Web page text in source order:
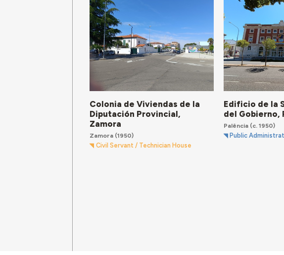
Colonia de Viviendas de la
Diputación Provincial,
Zamora
Zamora (1950)
Civil Servant / Technician House
Edificio de la
del Gobierno,
Palência (c. 1950)
Public